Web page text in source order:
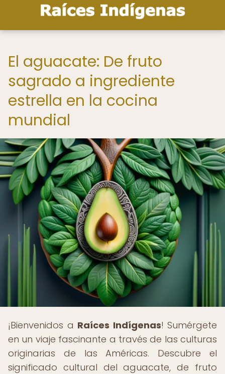
El aguacate: De fruto
sagrado a ingrediente
estrella en la cocina
mundial
¡Bienvenidos a Raíces Indígenas! Sumérgete
en un viaje fascinante a través de las culturas
originarias de las Américas. Descubre el
significado cultural del aguacate, de fruto